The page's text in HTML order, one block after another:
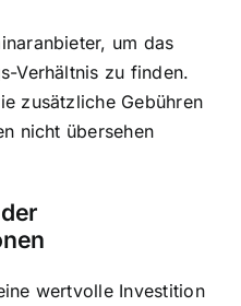
um das
Verhältnis zu finden.
zusätzliche Gebühren
nicht übersehen
wertvolle Investition